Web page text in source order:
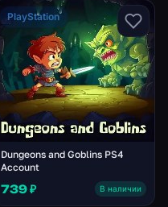
PlayStation
Dungeons and Goblins PS4
Account
739 ₽ В наличии